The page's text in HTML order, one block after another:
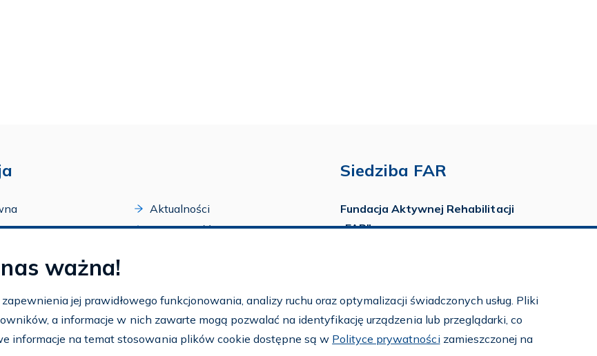
programy
Aktualności
Dostępność
Siedziba FAR
Fundacja Aktywnej Rehabilitacji
„FAR”
tel./fax:22 651 88 02
tel.:22 651 88 03
tel.:22 858 26 39
ważna!
jej prawidłowego funkcjonowania, analizy ruchu oraz optymalizacji świadczonych usług. Pliki
a informacje w nich zawarte mogą pozwalać na identyfikację urządzenia lub przeglądarki, co
informacje na temat stosowania plików cookie dostępne są w Polityce prywatności zamieszczonej na